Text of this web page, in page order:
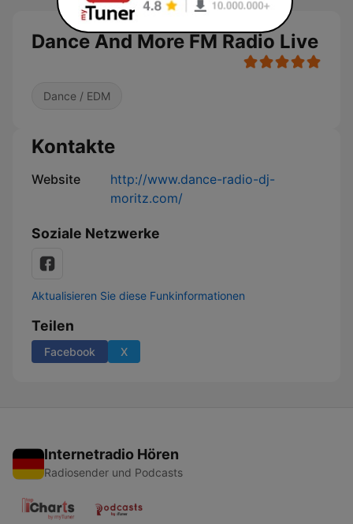
Dance And More FM Radio Live
Dance / EDM
Kontakte
Website
http://www.dance-radio-dj-
moritz.com/
Soziale Netzwerke
Aktualisieren Sie diese Funkinformationen
Teilen
Facebook X
Internetradio Hören
Radiosender und Podcasts